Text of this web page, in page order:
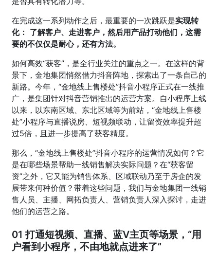
在完成这一系列动作之后，最重要的一次跳跃是实现转
化： 了解客户、走进客户，然后用产品打动他们，这需
要的不仅仅是耐心，还有方法。
如何高效“获客”，是全行业关注的重点之一。在这样的背
景下，金地集团悄然借力抖音阵地，探索出了一条自己的
新路。今年，“金地线上售楼处”抖音小程序正式在一线推
广，是集团针对抖音营销推出的运营方案。自小程序上线
以来，以东南区域、东北区域等为前站，“金地线上售楼
处”小程序与直播说房、短视频联动，让留资效率提升超
过5倍，且进一步提高了获客精度。
那么，“金地线上售楼处”抖音小程序的运营情况如何？它
是在哪些场景帮助一线销售解决实际问题？在“获客留
资”之外，它又能为销售体系、区域联动乃至于房企的发
展带来何种价值？带着这些问题，我们与金地集团一线销
售人员、主播、网拓负责人、营销负责人深入探讨，走进
他们的运营之路。
01 打通短视频、直播、蓝V主页等场景，“用
户看到小程序，不由地就点进来了”